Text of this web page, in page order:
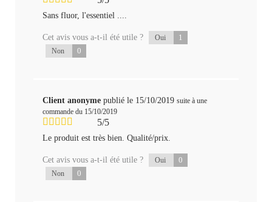
Sans fluor, l'essentiel ....
Cet avis vous a-t-il été utile ? Oui 1
Non 0
Client anonyme publié le 15/10/2019 suite à une
commande du 15/10/2019
5/5
Le produit est très bien. Qualité/prix.
Cet avis vous a-t-il été utile ? Oui 0
Non 0